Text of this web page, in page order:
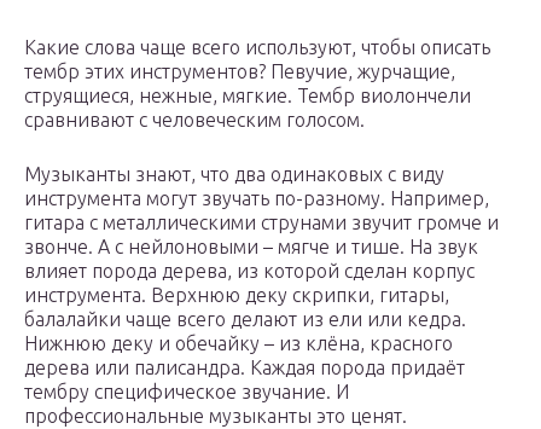
Какие слова чаще всего используют, чтобы описать
тембр этих инструментов? Певучие, журчащие,
струящиеся, нежные, мягкие. Тембр виолончели
сравнивают с человеческим голосом.
Музыканты знают, что два одинаковых с виду
инструмента могут звучать по-разному. Например,
гитара с металлическими струнами звучит громче и
звонче. А с нейлоновыми – мягче и тише. На звук
влияет порода дерева, из которой сделан корпус
инструмента. Верхнюю деку скрипки, гитары,
балалайки чаще всего делают из ели или кедра.
Нижнюю деку и обечайку – из клёна, красного
дерева или палисандра. Каждая порода придаёт
тембру специфическое звучание. И
профессиональные музыканты это ценят.